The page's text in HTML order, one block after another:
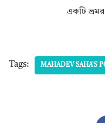
একটি
Tags: MAHADEV SAHA'S